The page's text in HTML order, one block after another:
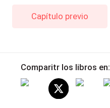
Capítulo previo
Comparitr los libros en: